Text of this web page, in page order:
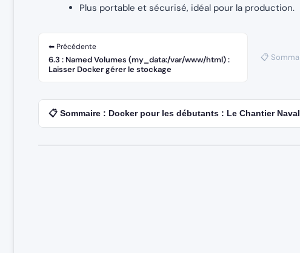
Plus portable et sécurisé, idéal pour la production.
⬅ Précédente
6.3 : Named Volumes (my_data:/var/www/html) :
Laisser Docker gérer le stockage
📋
📋 Sommaire : Docker pour les débutants : Le Chantier Naval